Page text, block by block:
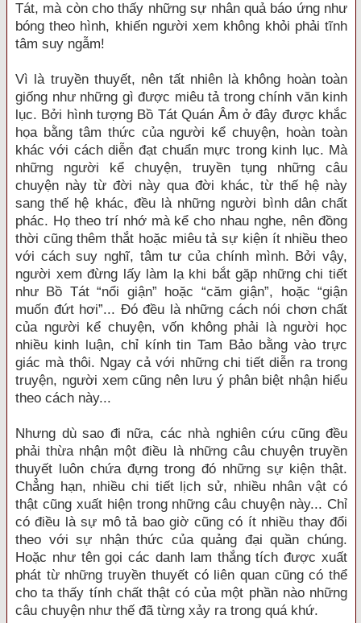
Tát, mà còn cho thấy những sự nhân quả báo ứng như
bóng theo hình, khiến người xem không khỏi phải tĩnh
tâm suy ngẫm!
Vì là truyền thuyết, nên tất nhiên là không hoàn toàn
giống như những gì được miêu tả trong chính văn kinh
lục. Bởi hình tượng Bồ Tát Quán Âm ở đây được khắc
họa bằng tâm thức của người kể chuyện, hoàn toàn
khác với cách diễn đạt chuẩn mực trong kinh lục. Mà
những người kể chuyện, truyền tụng những câu
chuyện này từ đời này qua đời khác, từ thế hệ này
sang thế hệ khác, đều là những người bình dân chất
phác. Họ theo trí nhớ mà kể cho nhau nghe, nên đồng
thời cũng thêm thắt hoặc miêu tả sự kiện ít nhiều theo
với cách suy nghĩ, tâm tư của chính mình. Bởi vậy,
người xem đừng lấy làm lạ khi bắt gặp những chi tiết
như Bồ Tát “nổi giận” hoặc “căm giận”, hoặc “giận
muốn đứt hơi”... Đó đều là những cách nói chơn chất
của người kể chuyện, vốn không phải là người học
nhiều kinh luận, chỉ kính tin Tam Bảo bằng vào trực
giác mà thôi. Ngay cả với những chi tiết diễn ra trong
truyện, người xem cũng nên lưu ý phân biệt nhận hiểu
theo cách này...
Nhưng dù sao đi nữa, các nhà nghiên cứu cũng đều
phải thừa nhận một điều là những câu chuyện truyền
thuyết luôn chứa đựng trong đó những sự kiện thật.
Chẳng hạn, nhiều chi tiết lịch sử, nhiều nhân vật có
thật cũng xuất hiện trong những câu chuyện này... Chỉ
có điều là sự mô tả bao giờ cũng có ít nhiều thay đổi
theo với sự nhận thức của quảng đại quần chúng.
Hoặc như tên gọi các danh lam thắng tích được xuất
phát từ những truyền thuyết có liên quan cũng có thể
cho ta thấy tính chất thật có của một phần nào những
câu chuyện như thế đã từng xảy ra trong quá khứ.